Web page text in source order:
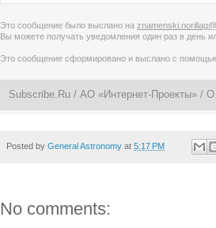
Это сообщение было выслано на
Вы можете получать уведомления один раз в день
Это сообщение сформировано и выслано с
Subscribe.Ru / АО «Интернет-Проекты» / О
Posted by General Astronomy at 5:17 PM
No comments: